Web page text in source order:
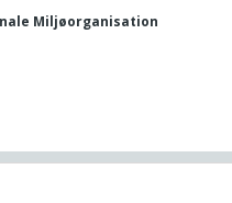
Miljøorganisation